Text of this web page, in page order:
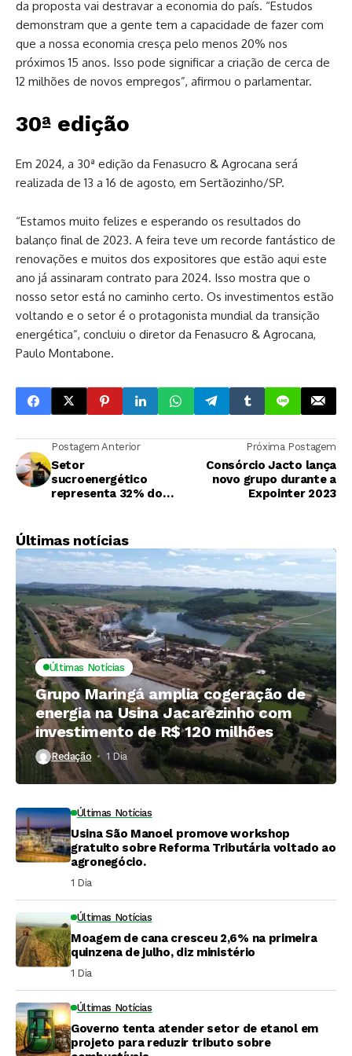
da proposta vai destravar a economia do país. “Estudos
demonstram que a gente tem a capacidade de fazer com
que a nossa economia cresça pelo menos 20% nos
próximos 15 anos. Isso pode significar a criação de cerca de
12 milhões de novos empregos”, afirmou o parlamentar.
30ª edição
Em 2024, a 30ª edição da Fenasucro & Agrocana será
realizada de 13 a 16 de agosto, em Sertãozinho/SP.
“Estamos muito felizes e esperando os resultados do
balanço final de 2023. A feira teve um recorde fantástico de
renovações e muitos dos expositores que estão aqui este
ano já assinaram contrato para 2024. Isso mostra que o
nosso setor está no caminho certo. Os investimentos estão
voltando e o setor é o protagonista mundial da transição
energética”, concluiu o diretor da Fenasucro & Agrocana,
Paulo Montabone.
Postagem Anterior
Setor
sucroenergético
representa 32% do
Próxima Postagem
Consórcio Jacto lança
novo grupo durante a
Expointer 2023
Últimas notícias
Últimas Notícias
Grupo Maringá amplia cogeração de
energia na Usina Jacarezinho com
investimento de R$ 120 milhões
Redação 1 Dia ⁮
Últimas Notícias
Usina São Manoel promove workshop
gratuito sobre Reforma Tributária voltado ao
agronegócio.
1 Dia ⁮
Últimas Notícias
Moagem de cana cresceu 2,6% na primeira
quinzena de julho, diz ministério
1 Dia ⁮
Últimas Notícias
Governo tenta atender setor de etanol em
projeto para reduzir tributo sobre